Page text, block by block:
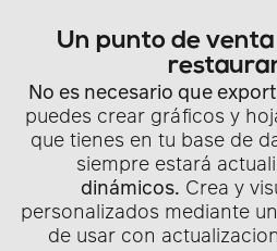
Un punto de
No es necesario que
puedes crear gráficos y
que tienes en tu base de
siempre estará
dinámicos. Crea y
personalizados mediante
de usar con